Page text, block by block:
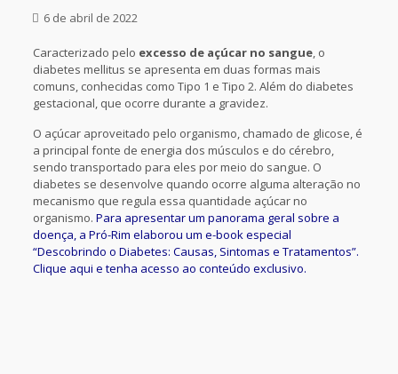
6 de abril de 2022
Caracterizado pelo excesso de açúcar no sangue, o
diabetes mellitus se apresenta em duas formas mais
comuns, conhecidas como Tipo 1 e Tipo 2. Além do diabetes
gestacional, que ocorre durante a gravidez.
O açúcar aproveitado pelo organismo, chamado de glicose, é
a principal fonte de energia dos músculos e do cérebro,
sendo transportado para eles por meio do sangue. O
diabetes se desenvolve quando ocorre alguma alteração no
mecanismo que regula essa quantidade açúcar no
organismo. Para apresentar um panorama geral sobre a
doença, a Pró-Rim elaborou um e-book especial
“Descobrindo o Diabetes: Causas, Sintomas e Tratamentos”.
Clique aqui e tenha acesso ao conteúdo exclusivo.